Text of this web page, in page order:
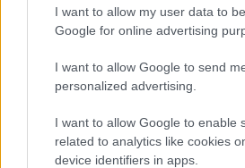
I want to allow my user data to
Google for online advertising
I want to allow Google to send
personalized advertising.
I want to allow Google to enable
related to analytics like cookies
device identifiers in apps.
euróra nőtt. A szélesebb
(EBITA) 335 millió euró volt,
visszaesést egyszeri tételek
a Napster-per miatt. A
megvett zenei részleg
támogatta az egykor
e minőségében szerzői